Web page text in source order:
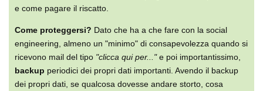
e come pagare il riscatto.
Come proteggersi? Dato che ha a che fare con la social
engineering, almeno un "minimo" di consapevolezza quando si
ricevono mail del tipo "clicca qui per..."e poi importantissimo,
backup periodici dei propri dati importanti. Avendo il backup
dei propri dati, se qualcosa dovesse andare storto, cosa